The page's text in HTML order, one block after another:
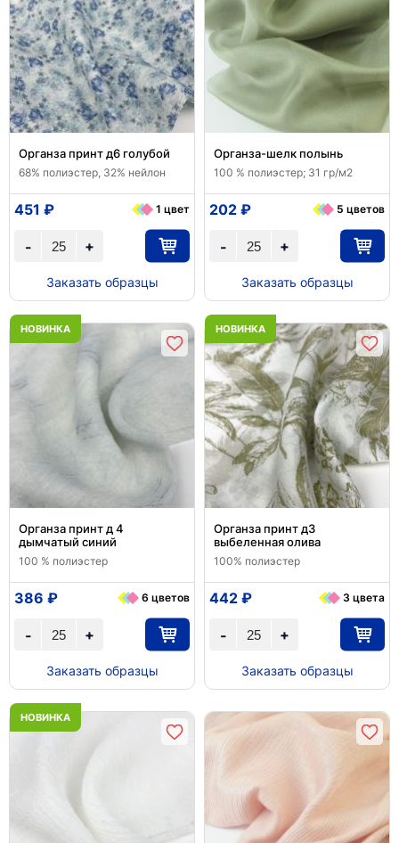
Органза принт д6 голубой
68% полиэстер, 32% нейлон
+
-
451 ₽ 1 цвет
Заказать образцы
Органза-шелк полынь
100 % полиэстер; 31 гр/м2
+
-
202 ₽ 5 цветов
Заказать образцы
НОВИНКА
Органза принт д 4
дымчатый синий
100 % полиэстер
+
-
386 ₽ 6 цветов
Заказать образцы
НОВИНКА
Органза принт д3
выбеленная олива
100% полиэстер
+
-
442 ₽ 3 цвета
Заказать образцы
НОВИНКА